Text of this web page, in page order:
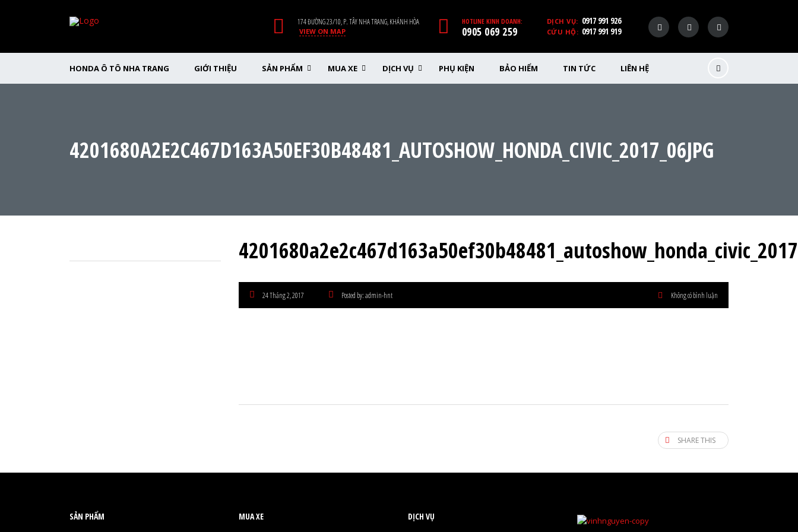
DỊCH VỤ: 0917 991 926
CỨU HỘ: 0917 991 919
HOTLINE KINH DOANH:
0905 069 259
174 ĐƯỜNG 23/10, P. TÂY NHA TRANG, KHÁNH HÒA
VIEW ON MAP
HONDA Ô TÔ NHA TRANG GIỚI THIỆU SẢN PHẨM MUA XE DỊCH VỤ PHỤ KIỆN BẢO HIỂM TIN TỨC LIÊN HỆ
4201680A2E2C467D163A50EF30B48481_AUTOSHOW_HONDA_CIVIC_2017_06JPG
24 Tháng 2, 2017 Posted by:admin-hnt Không có bình luận
SHARE THIS
SẢN PHẨM
MUA XE
DỊCH VỤ